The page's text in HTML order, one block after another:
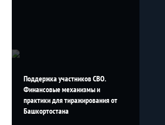
Поддержка участников СВО.
Финансовые механизмы и
практики для тиражирования от
Башкортостана